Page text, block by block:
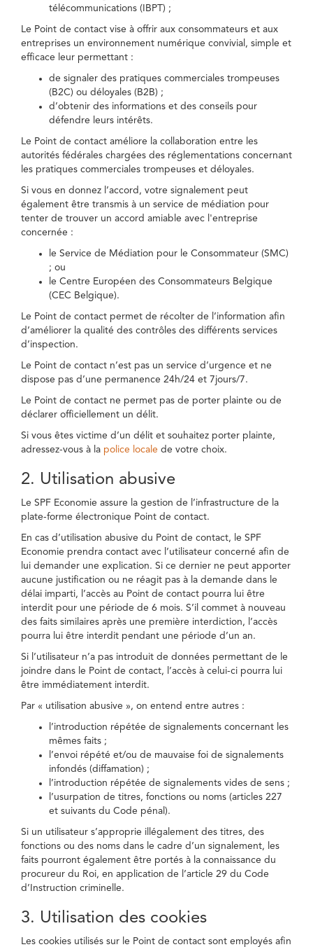
télécommunications (IBPT) ;
Le Point de contact vise à offrir aux consommateurs et aux
entreprises un environnement numérique convivial, simple et
efficace leur permettant :
de signaler des pratiques commerciales trompeuses
(B2C) ou déloyales (B2B) ;
d’obtenir des informations et des conseils pour
défendre leurs intérêts.
Le Point de contact améliore la collaboration entre les
autorités fédérales chargées des réglementations concernant
les pratiques commerciales trompeuses et déloyales.
Si vous en donnez l’accord, votre signalement peut
également être transmis à un service de médiation pour
tenter de trouver un accord amiable avec l'entreprise
concernée :
le Service de Médiation pour le Consommateur (SMC)
; ou
le Centre Européen des Consommateurs Belgique
(CEC Belgique).
Le Point de contact permet de récolter de l’information afin
d’améliorer la qualité des contrôles des différents services
d’inspection.
Le Point de contact n’est pas un service d’urgence et ne
dispose pas d’une permanence 24h/24 et 7jours/7.
Le Point de contact ne permet pas de porter plainte ou de
déclarer officiellement un délit.
Si vous êtes victime d’un délit et souhaitez porter plainte,
adressez-vous à la police locale de votre choix.
2. Utilisation abusive
Le SPF Economie assure la gestion de l’infrastructure de la
plate-forme électronique Point de contact.
En cas d’utilisation abusive du Point de contact, le SPF
Economie prendra contact avec l’utilisateur concerné afin de
lui demander une explication. Si ce dernier ne peut apporter
aucune justification ou ne réagit pas à la demande dans le
délai imparti, l’accès au Point de contact pourra lui être
interdit pour une période de 6 mois. S’il commet à nouveau
des faits similaires après une première interdiction, l’accès
pourra lui être interdit pendant une période d’un an.
Si l’utilisateur n’a pas introduit de données permettant de le
joindre dans le Point de contact, l’accès à celui-ci pourra lui
être immédiatement interdit.
Par « utilisation abusive », on entend entre autres :
l’introduction répétée de signalements concernant les
mêmes faits ;
l’envoi répété et/ou de mauvaise foi de signalements
infondés (diffamation) ;
l’introduction répétée de signalements vides de sens ;
l’usurpation de titres, fonctions ou noms (articles 227
et suivants du Code pénal).
Si un utilisateur s’approprie illégalement des titres, des
fonctions ou des noms dans le cadre d’un signalement, les
faits pourront également être portés à la connaissance du
procureur du Roi, en application de l’article 29 du Code
d’Instruction criminelle.
3. Utilisation des cookies
Les cookies utilisés sur le Point de contact sont employés afin